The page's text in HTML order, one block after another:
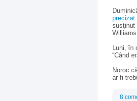
precizat
susţinut
Luni, în
“Când
Noroc
ar fi
8